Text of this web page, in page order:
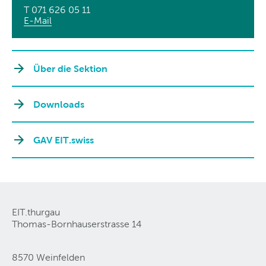
T 071 626 05 11
E-Mail
Über die Sektion
Downloads
GAV EIT.swiss
EIT.thurgau
Thomas-Bornhauserstrasse 14
8570 Weinfelden